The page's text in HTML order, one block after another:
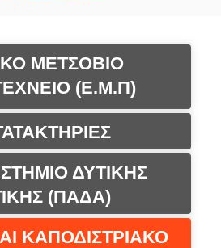
ΜΕΤΣΟΒΙΟ
(Ε.Μ.Π)
ΔΥΤΙΚΗΣ
(ΠΑΔΑ)
ΚΑΠΟΔΙΣΤΡΙΑΚΟ